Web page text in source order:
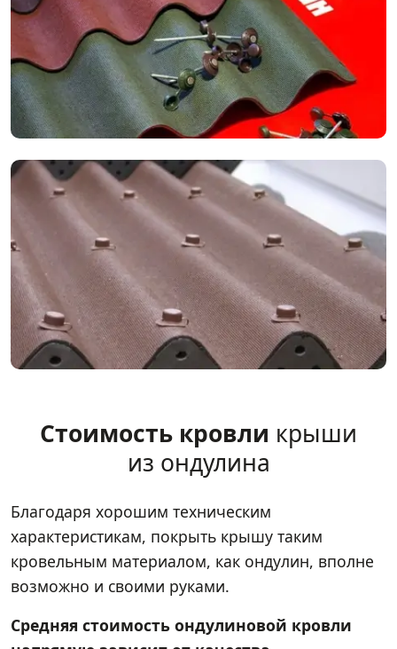
Стоимость кровли крыши
из ондулина
Благодаря хорошим техническим
характеристикам, покрыть крышу таким
кровельным материалом, как ондулин, вполне
возможно и своими руками.
Средняя стоимость ондулиновой кровли